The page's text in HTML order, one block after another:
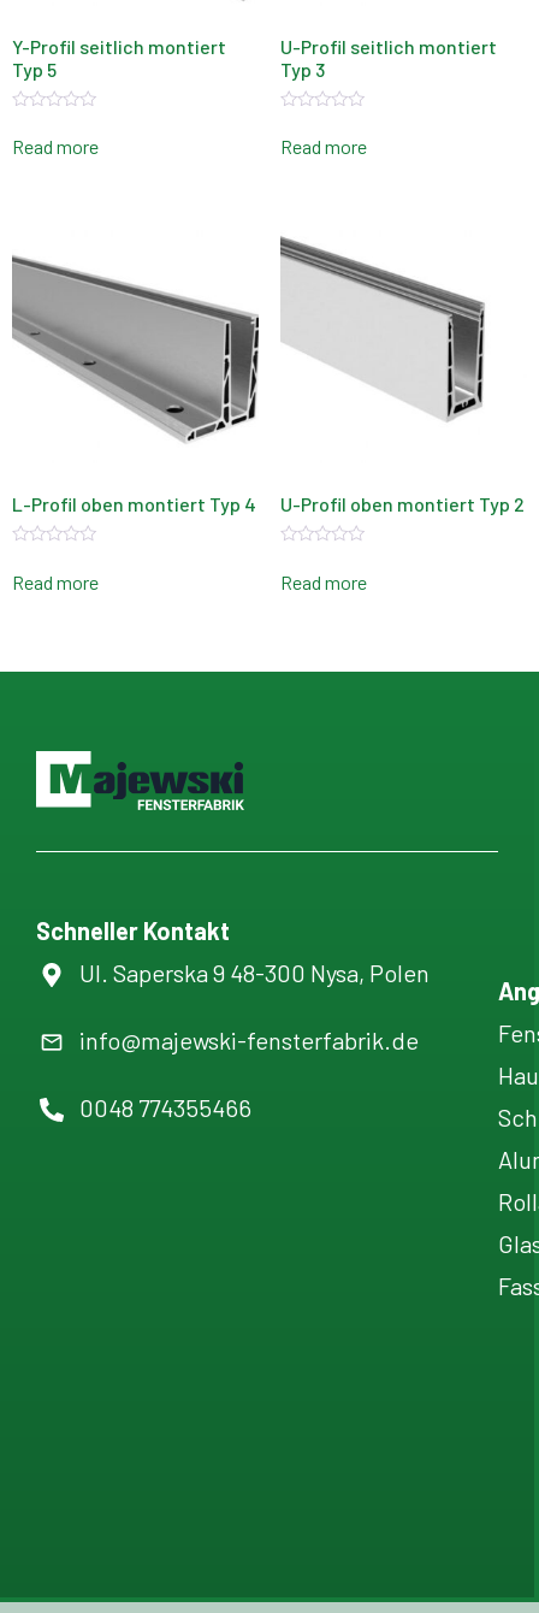
Y-Profil seitlich montiert
Typ 5
0
out
Read more
U-Profil seitlich montiert
Typ 3
0
out
Read more
L-Profil oben montiert Typ 4
0
out
Read more
U-Profil oben montiert Typ 2
0
out
Read more
Schneller Kontakt
Ul. Saperska 9 48-300 Nysa, Polen
info@majewski-fensterfabrik.de
0048 774355466